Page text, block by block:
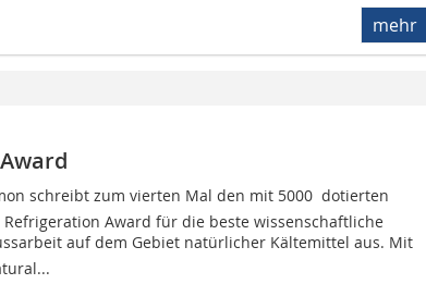
mehr
schreibt zum vierten Mal den mit 5000  dotierten
Award für die beste wissenschaftliche
auf dem Gebiet natürlicher Kältemittel aus. Mit